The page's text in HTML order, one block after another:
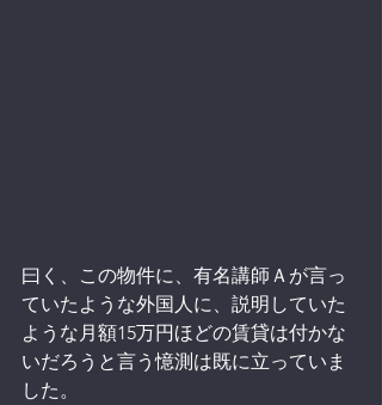
曰く、この物件に、有名講師Ａが言っ
ていたような外国人に、説明していた
ような月額15万円ほどの賃貸は付かな
いだろうと言う憶測は既に立っていま
した。